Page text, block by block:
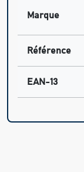
Marque
Référence
EAN-13